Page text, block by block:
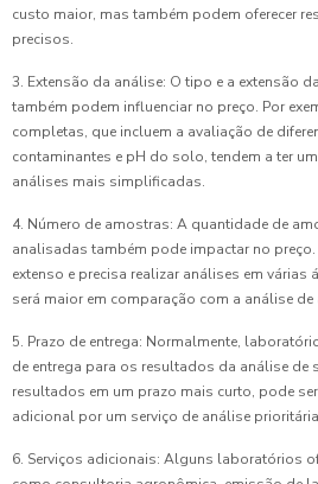
custo maior, mas também podem oferecer
precisos.
3. Extensão da análise: O tipo e a extensão
também podem influenciar no preço. Por
completas, que incluem a avaliação de
contaminantes e pH do solo, tendem a ter
análises mais simplificadas.
4. Número de amostras: A quantidade de
analisadas também pode impactar no preço.
extenso e precisa realizar análises em
será maior em comparação com a análise
5. Prazo de entrega: Normalmente,
de entrega para os resultados da análise de
resultados em um prazo mais curto, pode
adicional por um serviço de análise
6. Serviços adicionais: Alguns laboratórios